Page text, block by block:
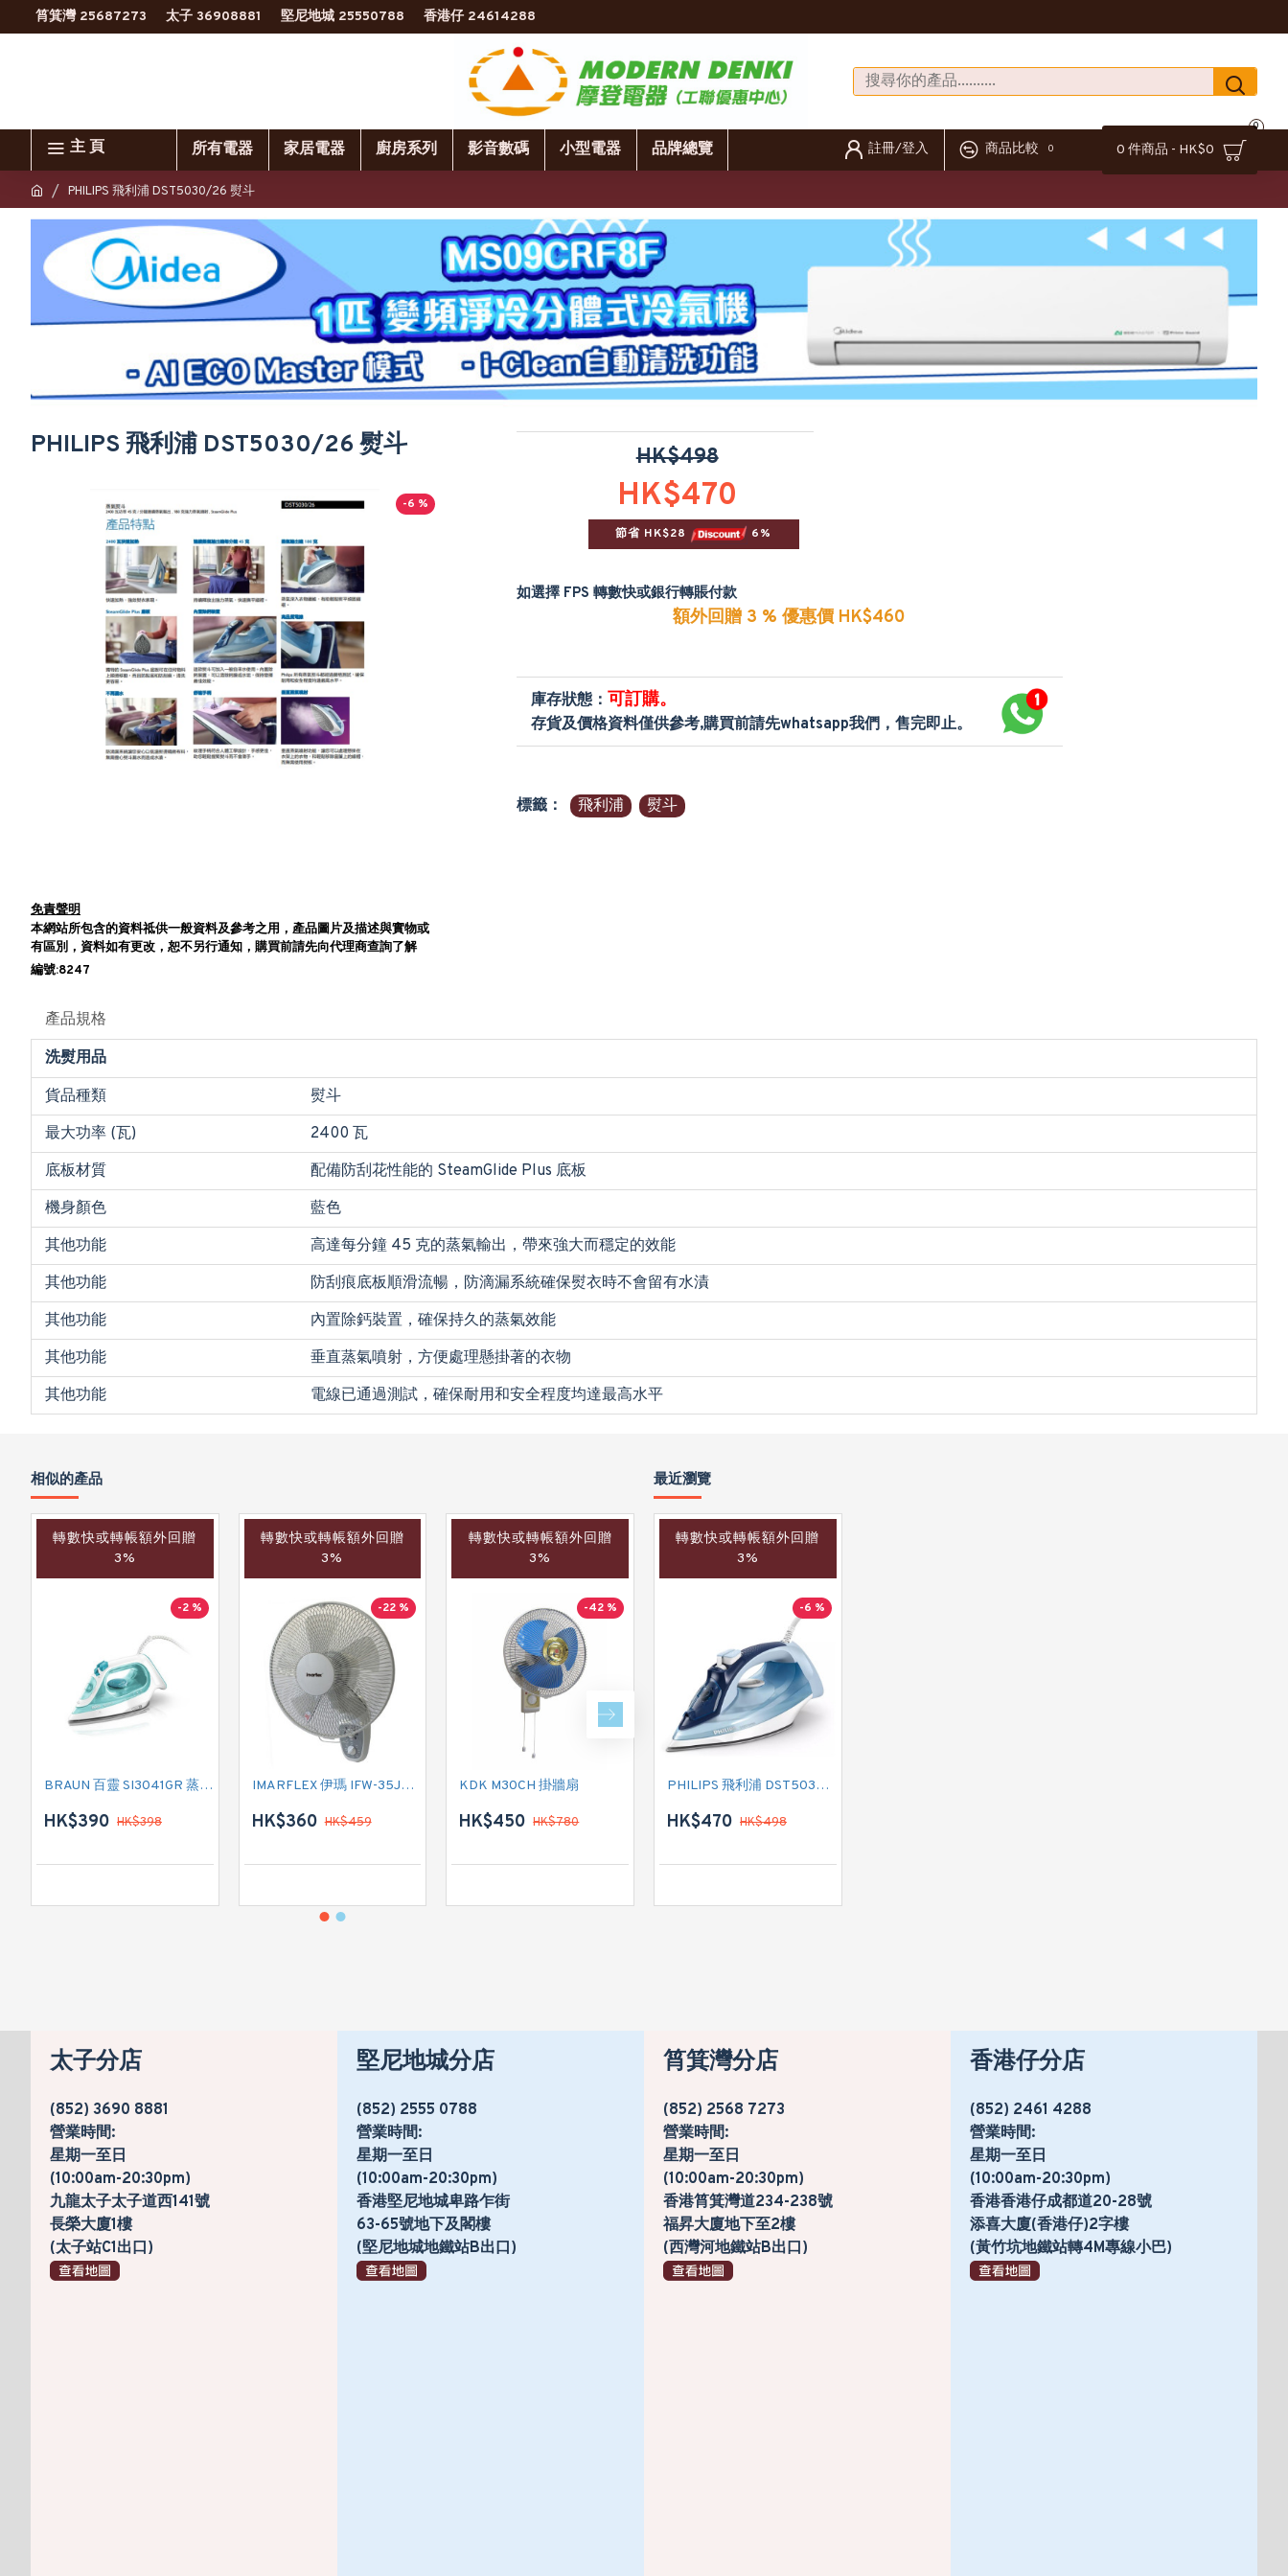
筲箕灣 25687273 太子 36908881 堅尼地城 25550788 香港仔 24614288
主 頁 所有電器 家居電器 廚房系列 影音數碼 小型電器 品牌總覽 註冊/登入 商品比較 0 0 件商品 - HK$0
0
PHILIPS 飛利浦 DST5030/26 熨斗
PHILIPS 飛利浦 DST5030/26 熨斗
-6 %
免責聲明
本網站所包含的資料祗供一般資料及參考之用，產品圖片及描述與實物或
有區別，資料如有更改，恕不另行通知，購買前請先向代理商查詢了解
編號:8247
HK$470
HK$498
節省 HK$28 6%
如選擇 FPS 轉數快或銀行轉賬付款
額外回贈 3 % 優惠價 HK$460
庫存狀態： 可訂購。
存貨及價格資料僅供參考,購買前請先whatsapp我們，售完即止。
標籤： 飛利浦 熨斗
產品規格
洗熨用品
貨品種類
熨斗
最大功率 (瓦)
2400 瓦
底板材質
配備防刮花性能的 SteamGlide Plus 底板
機身顏色
藍色
其他功能
高達每分鐘 45 克的蒸氣輸出，帶來強大而穩定的效能
其他功能
防刮痕底板順滑流暢，防滴漏系統確保熨衣時不會留有水漬
其他功能
內置除鈣裝置，確保持久的蒸氣效能
其他功能
垂直蒸氣噴射，方便處理懸掛著的衣物
其他功能
電線已通過測試，確保耐用和安全程度均達最高水平
相似的產品
轉數快或轉帳額外回贈
3%
-2 %
BRAUN 百靈 SI3041GR 蒸氣熨斗
HK$390 HK$398
轉數快或轉帳額外回贈
3%
-22 %
IMARFLEX 伊瑪 IFW-35J2 掛牆扇
HK$360 HK$459
轉數快或轉帳額外回贈
3%
-42 %
KDK M30CH 掛牆扇
HK$450 HK$780
轉數快或轉帳額外回贈
3%
-41 %
KDK M35CH 掛牆扇
HK$480 HK$820
最近瀏覽
轉數快或轉帳額外回贈
3%
-6 %
PHILIPS 飛利浦 DST5030/26 熨斗
HK$470 HK$498
太子分店
(852) 3690 8881
營業時間:
星期一至日
(10:00am-20:30pm)
九龍太子太子道西141號
長榮大廈1樓
(太子站C1出口)
堅尼地城分店
(852) 2555 0788
營業時間:
星期一至日
(10:00am-20:30pm)
香港堅尼地城卑路乍街
63-65號地下及閣樓
(堅尼地城地鐵站B出口)
筲箕灣分店
(852) 2568 7273
營業時間:
星期一至日
(10:00am-20:30pm)
香港筲箕灣道234-238號
福昇大廈地下至2樓
(西灣河地鐵站B出口)
香港仔分店
(852) 2461 4288
營業時間:
星期一至日
(10:00am-20:30pm)
香港香港仔成都道20-28號
添喜大廈(香港仔)2字樓
(黃竹坑地鐵站轉4M專線小巴)